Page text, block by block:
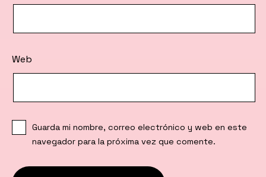
Web
Guarda mi nombre, correo electrónico y web en este
navegador para la próxima vez que comente.